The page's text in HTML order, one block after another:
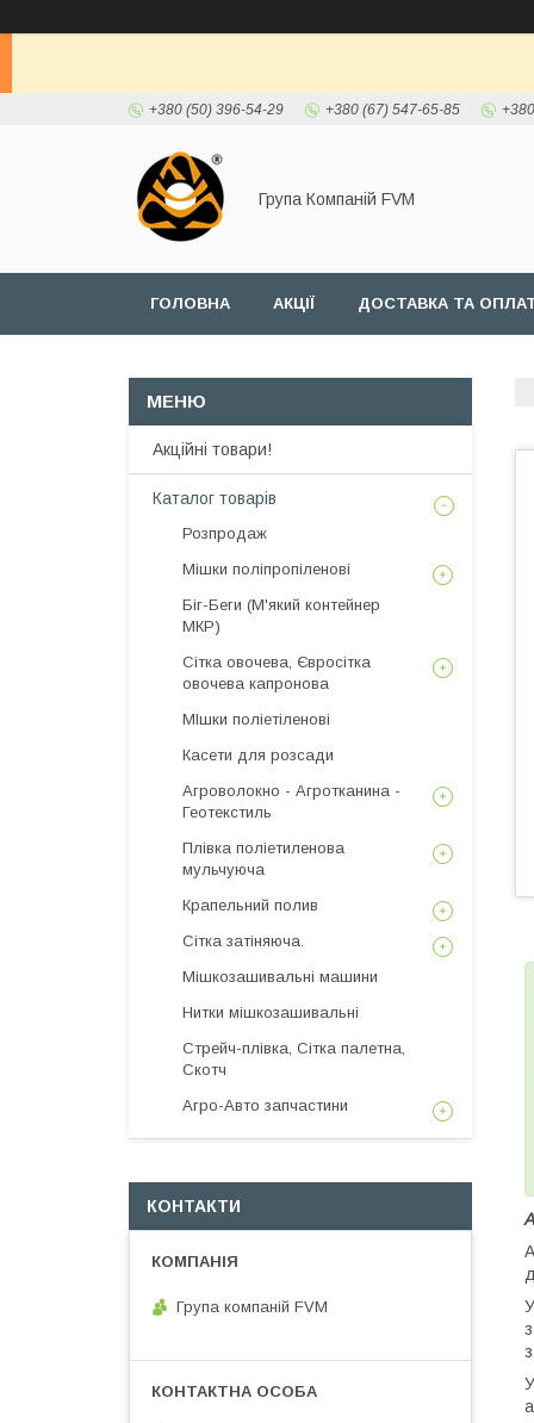
+380 (50) 396-54-29 +380 (67) 547-65-85
Група Компаній FVM
ГОЛОВНА АКЦІЇ ДОСТАВКА ТА
Акційні товари!
Каталог товарів
Розпродаж
Мішки поліпропіленові
Біг-Беги (М'який контейнер
МКР)
Сітка овочева, Євросітка
овочева капронова
МІшки поліетіленові
Касети для розсади
Агроволокно - Агротканина -
Геотекстиль
Плівка поліетиленова
мульчуюча
Крапельний полив
Сітка затіняюча.
Мішкозашивальні машини
Нитки мішкозашивальні
Стрейч-плівка, Сітка палетна,
Скотч
Агро-Авто запчастини
КОНТАКТИ
Група компаній FVM